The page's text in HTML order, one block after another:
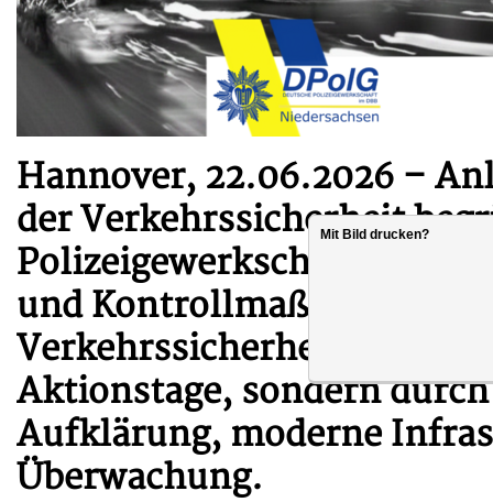
Hannover, 22.06.2026 –
der Verkehrssicherheit
Polizeigewerkschaft
und Kontrollmaßnahmen
Verkehrssicherheit
Aktionstage, sondern
Aufklärung, moderne
Überwachung.
Mit Bild drucken?